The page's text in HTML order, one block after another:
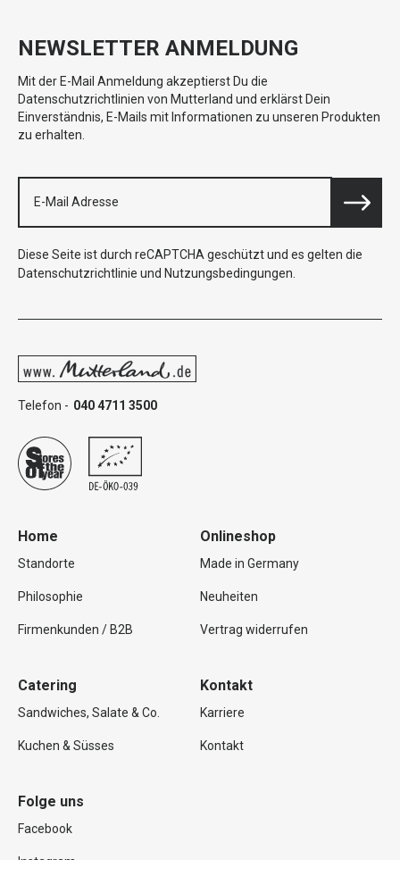
NEWSLETTER ANMELDUNG
Mit der E-Mail Anmeldung akzeptierst Du die
Datenschutzrichtlinien von Mutterland und erklärst Dein
Einverständnis, E-Mails mit Informationen zu unseren Produkten
zu erhalten.
Diese Seite ist durch reCAPTCHA geschützt und es gelten die
Datenschutzrichtlinie und Nutzungsbedingungen
Telefon - 040 4711 3500
Home
Standorte
Philosophie
Firmenkunden / B2B
Onlineshop
Made in Germany
Neuheiten
Vertrag widerrufen
Catering
Sandwiches, Salate & Co.
Kuchen & Süsses
Kontakt
Karriere
Kontakt
Folge uns
Facebook
Instagram